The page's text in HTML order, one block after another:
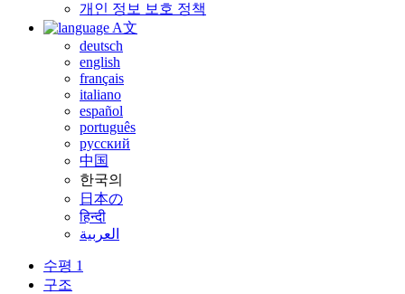
개인 정보 보호 정책
A文
deutsch
english
français
italiano
español
português
русский
中国
한국의
日本の
हिन्दी
العربية
수평 1
구조